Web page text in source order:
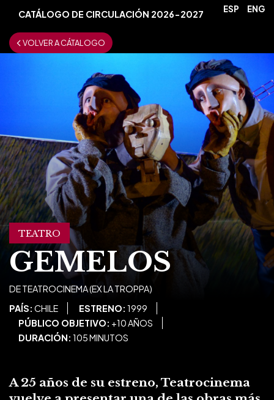
CATÁLOGO DE CIRCULACIÓN 2026-2027
VOLVER A CÁTALOGO
ESP ENG
TEATRO
GEMELOS
DE TEATROCINEMA (EX LA TROPPA)
PAÍS: CHILE ESTRENO: 1999
PÚBLICO OBJETIVO: +10 AÑOS
DURACIÓN: 105 MINUTOS
A 25 años de su estreno, Teatrocinema